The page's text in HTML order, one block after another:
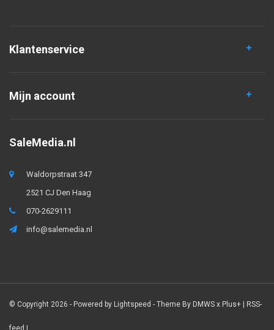
Klantenservice
Mijn account
SaleMedia.nl
Waldorpstraat 347
2521 CJ Den Haag
070-2629111
info@salemedia.nl
© Copyright 2026 - Powered by Lightspeed - Theme By DMWS x Plus+ | RSS-
feed |